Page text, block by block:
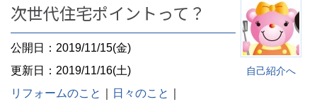
自己紹介へ
次世代住宅ポイントって？
公開日：2019/11/15(金)
更新日：2019/11/16(土)
リフォームのこと
日々のこと